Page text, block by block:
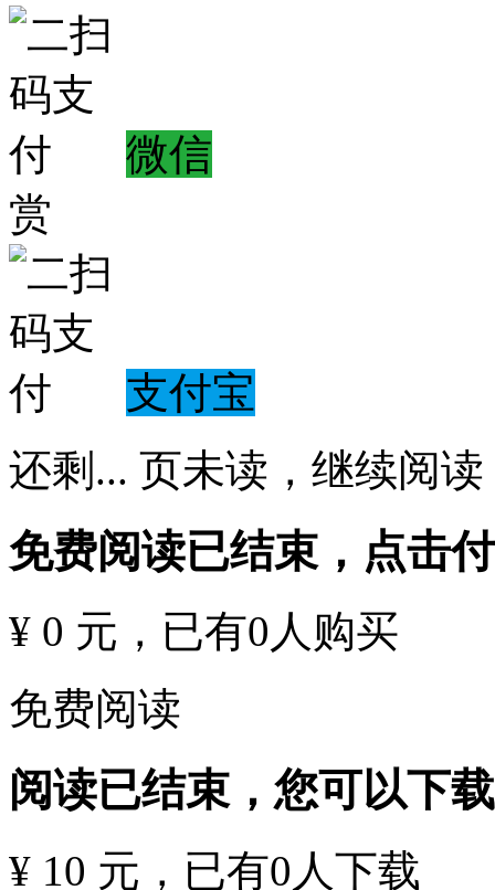
微信
赏
支付宝
还剩 ... 页未读， 继续阅读
免费阅读已结束，点击
¥ 0 元 ，已有0 人购买
免费阅读
阅读已结束，您可以下
¥ 10 元 ，已有0 人下载